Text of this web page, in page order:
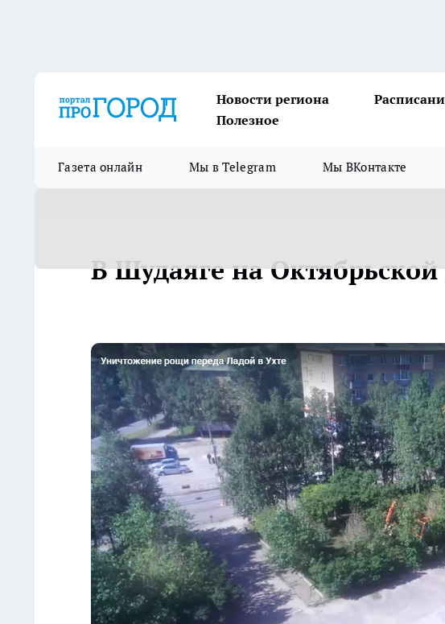
Новости региона
Полезное
Газета онлайн Мы в Telegram Мы ВКонтакте
В Шудаяге на